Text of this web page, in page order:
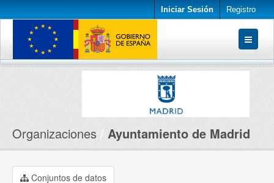
Iniciar Sesión Registro
Conjuntos de datos
Organizaciones Ayuntamiento de Madrid
Conjuntos de datos